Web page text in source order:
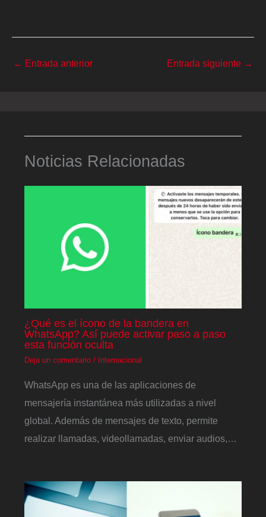
← Entrada anterior Entrada siguiente →
Noticias Relacionadas
¿Qué es el ícono de la bandera en
WhatsApp? Así puede activar paso a paso
esta función oculta
Deja un comentario / Internacional
WhatsApp es una de las aplicaciones de
mensajería instantánea más utilizadas a nivel
global. Además de mensajes de texto, permite
realizar llamadas, videollamadas, enviar audios,…